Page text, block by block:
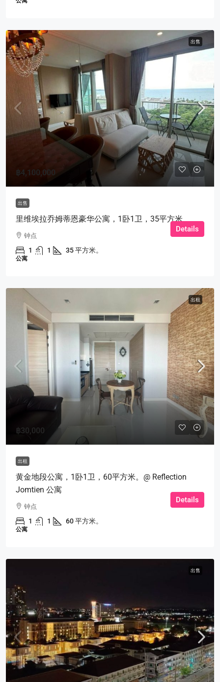
出售
฿4,100,000
出售
里维埃拉乔姆蒂恩豪华公寓，1卧1卫，35平方米
钟点
1 1 35 平方米。
公寓
Details
出租
฿30,000
出租
黄金地段公寓，1卧1卫，60平方米。@ Reflection
Jomtien 公寓
钟点
1 1 60 平方米。
公寓
Details
出售